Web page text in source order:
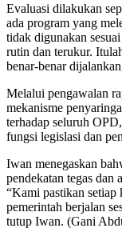
Evaluasi dilakukan
ada program yang
tidak digunakan
rutin dan terukur.
benar-benar
Melalui pengawalan
mekanisme
terhadap seluruh
fungsi legislasi dan
Iwan menegaskan
pendekatan tegas dan
“Kami pastikan setiap
pemerintah berjalan
tutup Iwan. (Gani